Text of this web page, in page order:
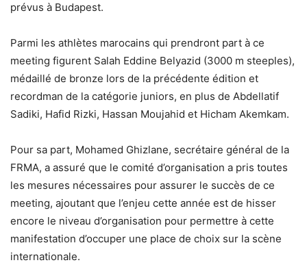
prévus à Budapest.
Parmi les athlètes marocains qui prendront part à ce
meeting figurent Salah Eddine Belyazid (3000 m steeples),
médaillé de bronze lors de la précédente édition et
recordman de la catégorie juniors, en plus de Abdellatif
Sadiki, Hafid Rizki, Hassan Moujahid et Hicham Akemkam.
Pour sa part, Mohamed Ghizlane, secrétaire général de la
FRMA, a assuré que le comité d’organisation a pris toutes
les mesures nécessaires pour assurer le succès de ce
meeting, ajoutant que l’enjeu cette année est de hisser
encore le niveau d’organisation pour permettre à cette
manifestation d’occuper une place de choix sur la scène
internationale.